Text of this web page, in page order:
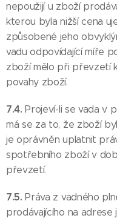
nepoužijí u zboží
kterou byla nižší cena
způsobené jeho
vadu odpovídající míře
zboží mělo při převzetí
povahy zboží.
7.4.Projeví-li se vada v
má se za to, že zboží
je oprávněn uplatnit
spotřebního zboží v
převzetí.
7.5.Práva z vadného
prodávajícího na